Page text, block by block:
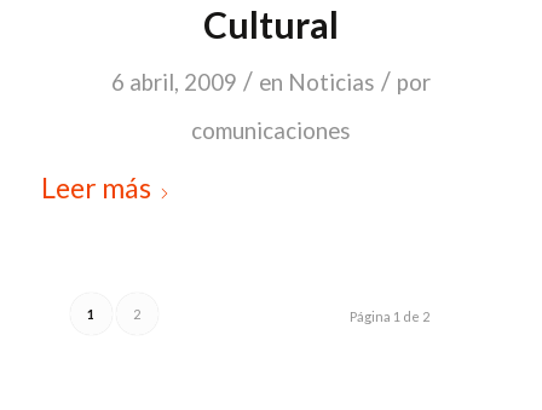
Cultural
6 abril, 2009 / en Noticias / por
comunicaciones
Leer más
Página 1 de 2
1 2